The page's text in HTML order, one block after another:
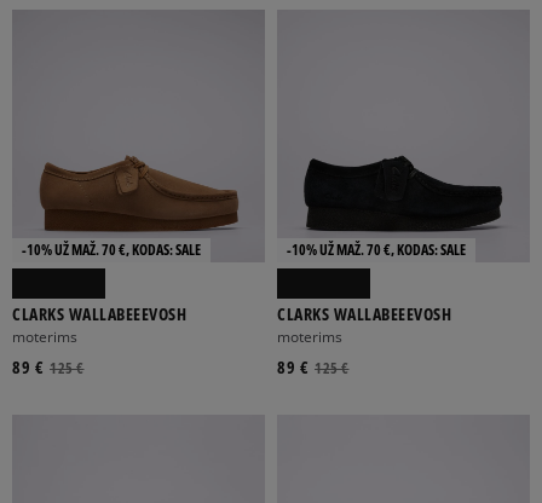
-10% UŽ MAŽ. 70 €, KODAS: SALE
CLARKS WALLABEEEVOSH
moterims
125 €
89 €
-10% UŽ MAŽ. 70 €, KODAS: SALE
CLARKS WALLABEEEVOSH
moterims
125 €
89 €